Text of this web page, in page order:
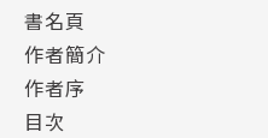
奇幻旅程。山海經裡各個
種神物、奇獸，也將持續
生謎樣的過去，也將逐步揭
書名頁
作者簡介
作者序
目次